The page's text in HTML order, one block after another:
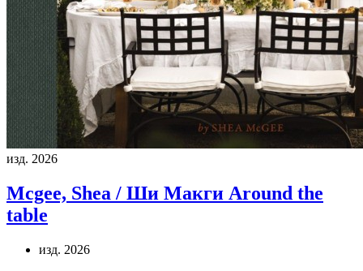
изд. 2026
Mcgee, Shea / Ши Макги Around the
table
изд. 2026